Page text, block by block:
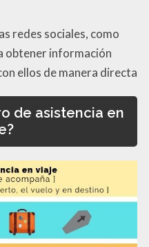
redes sociales, como
obtener información
ellos de manera directa
de asistencia en